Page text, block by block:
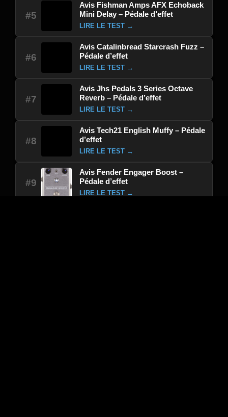
#5
Avis Fishman Amps AFX Echoback
Mini Delay – Pédale d’effet
LIRE LE TEST →
#6
Avis Catalinbread Starcrash Fuzz –
Pédale d’effet
LIRE LE TEST →
#7
Avis Jhs Pedals 3 Series Octave
Reverb – Pédale d’effet
LIRE LE TEST →
#8
Avis Tech21 English Muffy – Pédale
d’effet
LIRE LE TEST →
#9
Avis Fender Engager Boost –
Pédale d’effet
LIRE LE TEST →